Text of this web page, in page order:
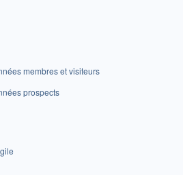
membres et visiteurs
prospects